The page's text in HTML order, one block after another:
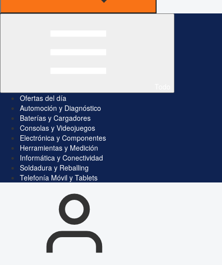
Ofertas del día
Automoción y Diagnóstico
Baterías y Cargadores
Consolas y Videojuegos
Electrónica y Componentes
Herramientas y Medición
Informática y Conectividad
Soldadura y Reballing
Telefonía Móvil y Tablets